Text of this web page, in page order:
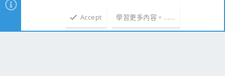
Accept 學習更多內容。……